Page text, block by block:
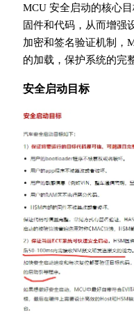
MCU 安全启动的核心
固件和代码，从而增强
加密和签名验证机制，
的加载，保护系统的完
安全启动目标